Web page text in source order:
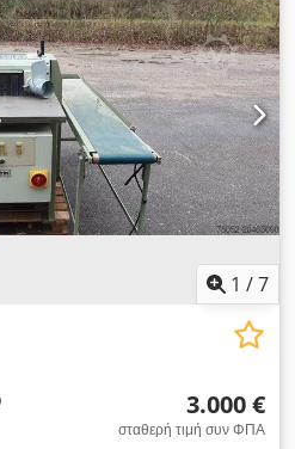
1 /7
3.000 €
σταθερή τιμή συν ΦΠΑ